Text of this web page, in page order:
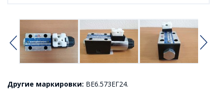
Другие маркировки: ВЕ6.573ЕГ24.